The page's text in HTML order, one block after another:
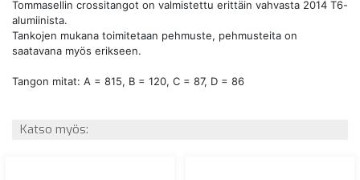
Tommasellin crossitangot on valmistettu erittäin vahvasta 2014 T6-
alumiinista.
Tankojen mukana toimitetaan pehmuste, pehmusteita on
saatavana myös erikseen.
Tangon mitat: A = 815, B = 120, C = 87, D = 86
Katso myös: